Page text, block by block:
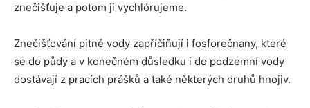
znečišťuje a potom ji vychlórujeme.
Znečišťování pitné vody zapříčiňují i ​​fosforečnany, které
se do půdy a v konečném důsledku i do podzemní vody
dostávají z pracích prášků a také některých druhů hnojiv.